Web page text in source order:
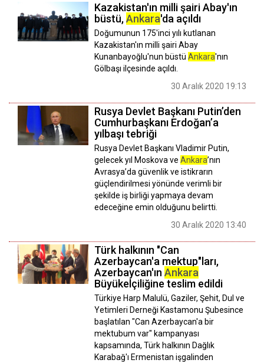
Kazakistan'ın milli şairi Abay'ın
büstü,Ankara'da açıldı
Doğumunun 175'inci yılı kutlanan
Kazakistan'ın milli şairi Abay
Kunanbayoğlu'nun büstü Ankara'nın
Gölbaşı ilçesinde açıldı.
30 Aralık 2020 19:13
Rusya Devlet Başkanı Putin’den
Cumhurbaşkanı Erdoğan’a
yılbaşı tebriği
Rusya Devlet Başkanı Vladimir Putin,
gelecek yıl Moskova ve Ankara’nın
Avrasya’da güvenlik ve istikrarın
güçlendirilmesi yönünde verimli bir
şekilde iş birliği yapmaya devam
edeceğine emin olduğunu belirtti.
30 Aralık 2020 13:40
Türk halkının "Can
Azerbaycan'a mektup"ları,
Azerbaycan'ın Ankara
Büyükelçiliğine teslim edildi
Türkiye Harp Malulü, Gaziler, Şehit, Dul ve
Yetimleri Derneği Kastamonu Şubesince
başlatılan "Can Azerbaycan'a bir
mektubum var" kampanyası
kapsamında, Türk halkının Dağlık
Karabağ'ı Ermenistan işgalinden